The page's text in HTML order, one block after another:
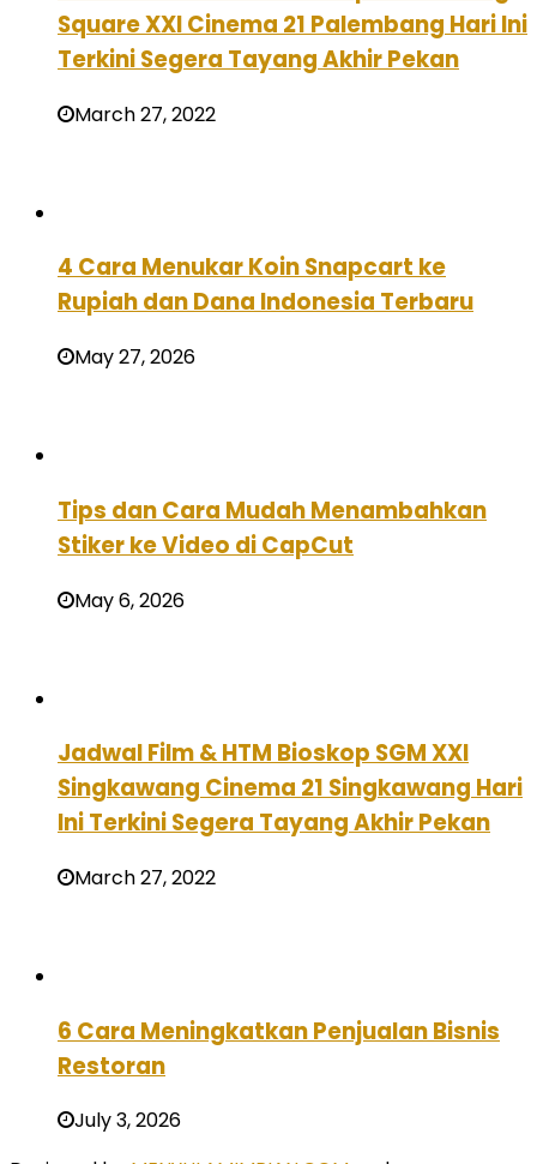
Square XXI Cinema 21 Palembang Hari Ini
Terkini Segera Tayang Akhir Pekan
March 27, 2022
4 Cara Menukar Koin Snapcart ke
Rupiah dan Dana Indonesia Terbaru
May 27, 2026
Tips dan Cara Mudah Menambahkan
Stiker ke Video di CapCut
May 6, 2026
Jadwal Film & HTM Bioskop SGM XXI
Singkawang Cinema 21 Singkawang Hari
Ini Terkini Segera Tayang Akhir Pekan
March 27, 2022
6 Cara Meningkatkan Penjualan Bisnis
Restoran
July 3, 2026